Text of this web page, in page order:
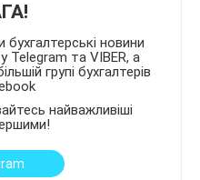
новини
Telegram та VIBER, а
групі бухгалтерів
найважливіші